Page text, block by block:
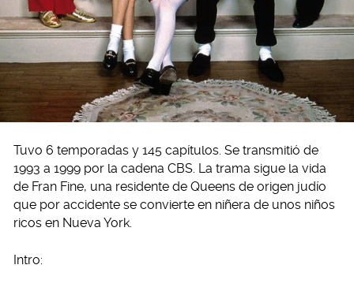
Tuvo 6 temporadas y 145 capítulos. Se transmitió de
1993 a 1999 por la cadena CBS. La trama sigue la vida
de Fran Fine, una residente de Queens de origen judío
que por accidente se convierte en niñera de unos niños
ricos en Nueva York.
Intro: